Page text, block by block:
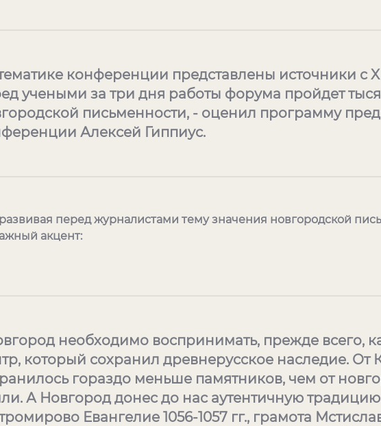
конференции представлены источники с XI
учеными за три дня работы форума пройдет
письменности, - оценил программу
Алексей Гиппиус.
перед журналистами тему значения новгородской
акцент:
необходимо воспринимать, прежде всего,
который сохранил древнерусское наследие. От
гораздо меньше памятников, чем от
А Новгород донес до нас аутентичную
Евангелие 1056-1057 гг., грамота